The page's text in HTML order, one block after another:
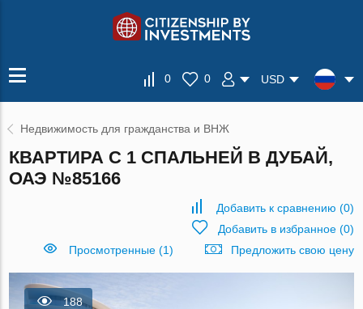
0 0 USD
Недвижимость для гражданства и ВНЖ
КВАРТИРА С 1 СПАЛЬНЕЙ В ДУБАЙ,
ОАЭ №85166
Добавить к сравнению (0)
Добавить в избранное(0)
Просмотренные (1)
Предложить свою цену
188